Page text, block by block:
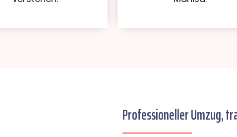
Professioneller Umzug,